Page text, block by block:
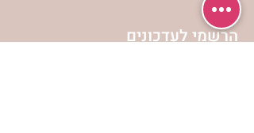
הרשמי לעדכונים